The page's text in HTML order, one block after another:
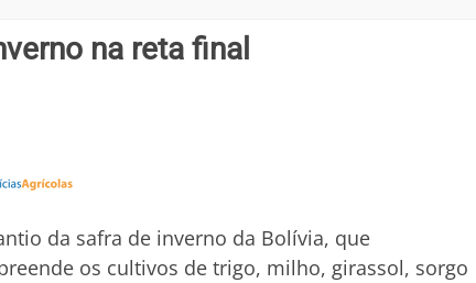
na reta final
da safra de inverno da Bolívia, que
os cultivos de trigo, milho, girassol, sorgo